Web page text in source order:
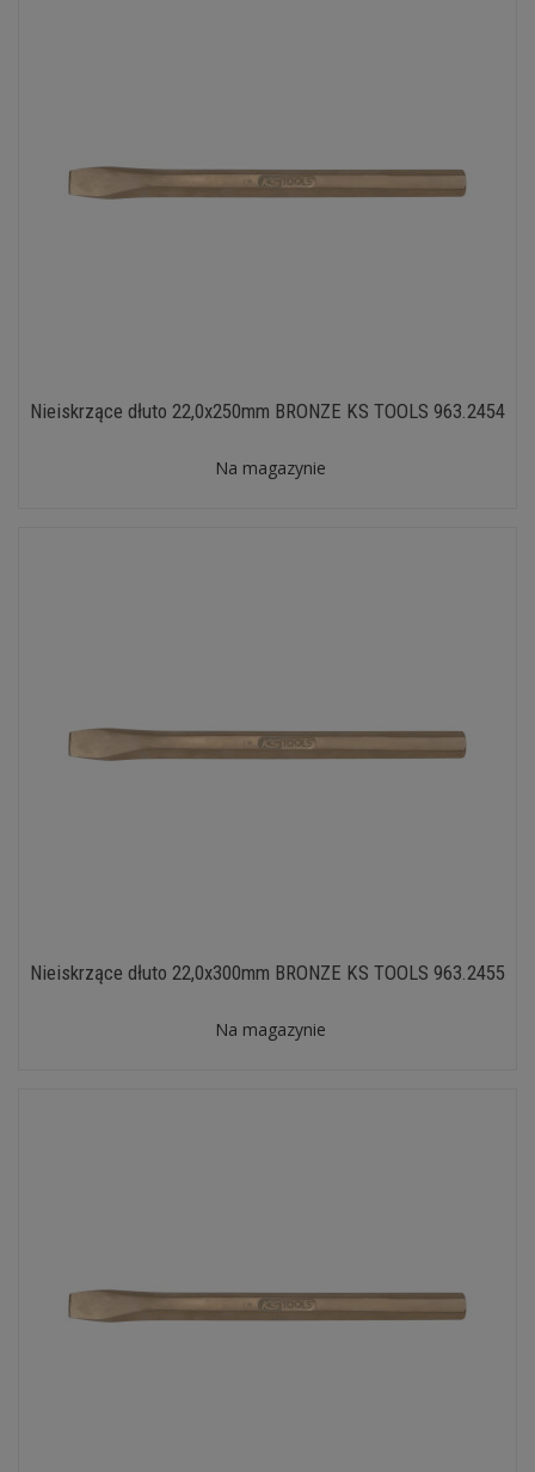
Nieiskrzące dłuto 22,0x250mm BRONZE KS TOOLS 963.2454
Na magazynie
Nieiskrzące dłuto 22,0x300mm BRONZE KS TOOLS 963.2455
Na magazynie